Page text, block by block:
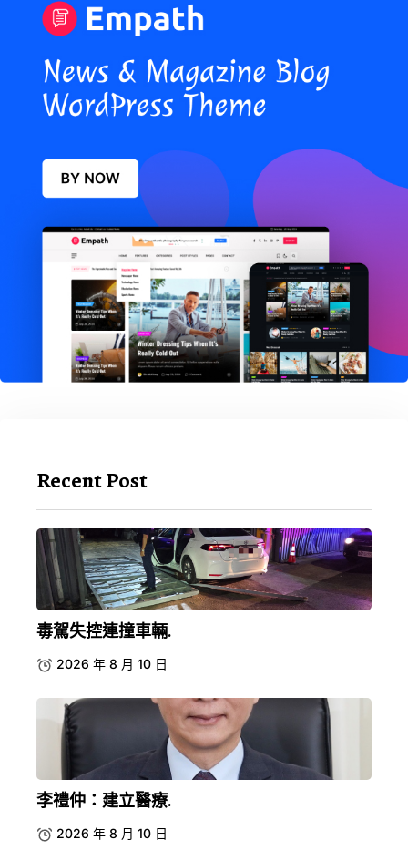
Recent Post
毒駕失控連撞車輛.
2026 年 8 月 10 日
李禮仲：建立醫療.
2026 年 8 月 10 日